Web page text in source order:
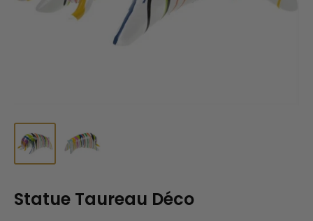
Statue Taureau Déco